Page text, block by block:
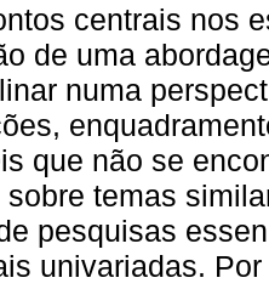
centrais nos
de uma
numa
que não se
temas
pesquisas
univariadas.